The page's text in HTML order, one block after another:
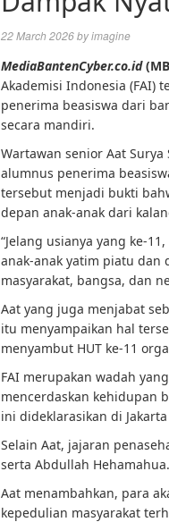
22 March 2026byimagine
MediaBantenCyber.co.id
Akademisi Indonesia (FAI)
penerima beasiswa dari
secara mandiri.
Wartawan senior Aat
alumnus penerima
tersebut menjadi bukti
depan anak-anak dari
“Jelang usianya yang ke-
anak-anak yatim piatu dan
masyarakat, bangsa, dan
Aat yang juga menjabat
itu menyampaikan hal
menyambut HUT ke-11
FAI merupakan wadah
mencerdaskan kehidupan
ini dideklarasikan di
Selain Aat, jajaran
serta Abdullah Hehamahua.
Aat menambahkan, para
kepedulian masyarakat